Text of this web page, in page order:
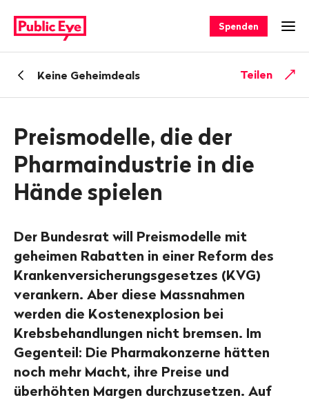
auf
publiceye.ch
Spenden
ZurückKeine Geheimdeals Teilen
Preismodelle, die der
Pharmaindustrie in die
Hände spielen
Der Bundesrat will Preismodelle mit
geheimen Rabatten in einer Reform des
Krankenversicherungsgesetzes (KVG)
verankern. Aber diese Massnahmen
werden die Kostenexplosion bei
Krebsbehandlungen nicht bremsen. Im
Gegenteil: Die Pharmakonzerne hätten
noch mehr Macht, ihre Preise und
überhöhten Margen durchzusetzen. Auf